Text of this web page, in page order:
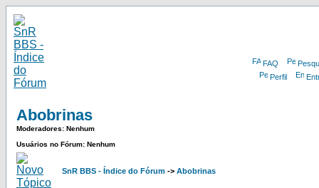
FAQ
Perfil
Abobrinas
Moderadores: Nenhum
Usuários no Fórum: Nenhum
SnR BBS - Índice do Fórum -> Abobrinas